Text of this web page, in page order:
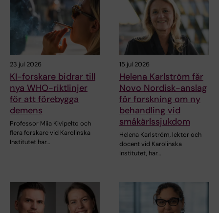
23 jul 2026
KI-forskare bidrar till
nya WHO-riktlinjer
för att förebygga
demens
Professor Miia Kivipelto och
flera forskare vid Karolinska
Institutet har…
15 jul 2026
Helena Karlström får
Novo Nordisk-anslag
för forskning om ny
behandling vid
småkärlssjukdom
Helena Karlström, lektor och
docent vid Karolinska
Institutet, har…